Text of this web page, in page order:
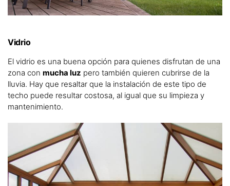
Vidrio
El vidrio es una buena opción para quienes disfrutan de una
zona con mucha luz pero también quieren cubrirse de la
lluvia. Hay que resaltar que la instalación de este tipo de
techo puede resultar costosa, al igual que su limpieza y
mantenimiento.